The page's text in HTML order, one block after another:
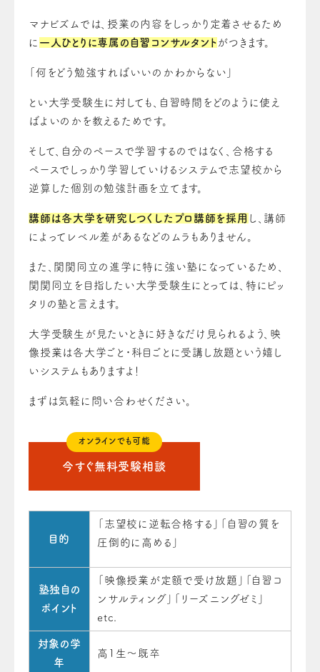
マナビズムでは、授業の内容をしっかり定着させるため
に 一人ひとりに専属の自習コンサルタント がつきます。
「何をどう勉強すればいいのかわからない」
とい大学受験生に対しても、自習時間をどのように使え
ばよいのかを教えるためです。
そして、自分のペースで学習するのではなく、合格する
ペースでしっかり学習していけるシステムで志望校から
逆算した個別の勉強計画を立てます。
講師は各大学を研究しつくしたプロ講師を採用 し、講師
によってレベル差があるなどのムラもありません。
また、関関同立の進学に特に強い塾になっているため、
関関同立を目指したい大学受験生にとっては、特にピッ
タリの塾と言えます。
大学受験生が見たいときに好きなだけ見られるよう、映
像授業は各大学ごと・科目ごとに受講し放題という嬉し
いシステムもありますよ！
まずは気軽に問い合わせください。
オンラインでも可能
今すぐ無料受験相談
目的
「志望校に逆転合格する」「自習の質を
圧倒的に高める」
塾独自の
ポイント
「映像授業が定額で受け放題」「自習コ
ンサルティング」「リーズニングゼミ」
etc.
対象の学
年
高1生～既卒